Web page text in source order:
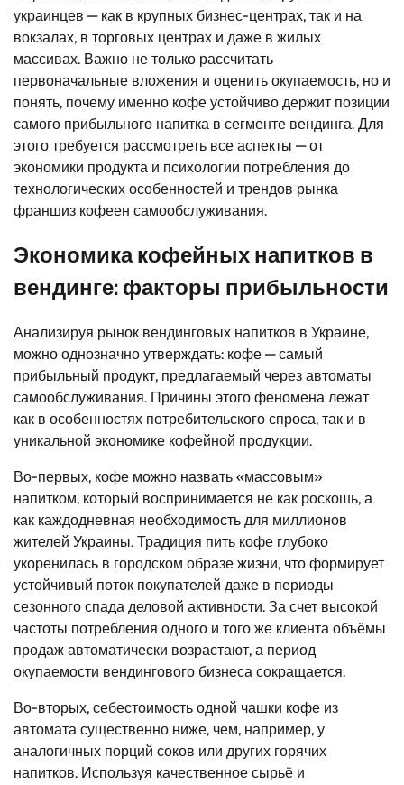
украинцев — как в крупных бизнес-центрах, так и на
вокзалах, в торговых центрах и даже в жилых
массивах. Важно не только рассчитать
первоначальные вложения и оценить окупаемость, но и
понять, почему именно кофе устойчиво держит позиции
самого прибыльного напитка в сегменте вендинга. Для
этого требуется рассмотреть все аспекты — от
экономики продукта и психологии потребления до
технологических особенностей и трендов рынка
франшиз кофеен самообслуживания.
Экономика кофейных напитков в
вендинге: факторы прибыльности
Анализируя рынок вендинговых напитков в Украине,
можно однозначно утверждать: кофе — самый
прибыльный продукт, предлагаемый через автоматы
самообслуживания. Причины этого феномена лежат
как в особенностях потребительского спроса, так и в
уникальной экономике кофейной продукции.
Во-первых, кофе можно назвать «массовым»
напитком, который воспринимается не как роскошь, а
как каждодневная необходимость для миллионов
жителей Украины. Традиция пить кофе глубоко
укоренилась в городском образе жизни, что формирует
устойчивый поток покупателей даже в периоды
сезонного спада деловой активности. За счет высокой
частоты потребления одного и того же клиента объёмы
продаж автоматически возрастают, а период
окупаемости вендингового бизнеса сокращается.
Во-вторых, себестоимость одной чашки кофе из
автомата существенно ниже, чем, например, у
аналогичных порций соков или других горячих
напитков. Используя качественное сырьё и